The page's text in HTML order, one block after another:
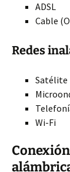
ADSL
Cable
Redes
Satélite
Wi-Fi